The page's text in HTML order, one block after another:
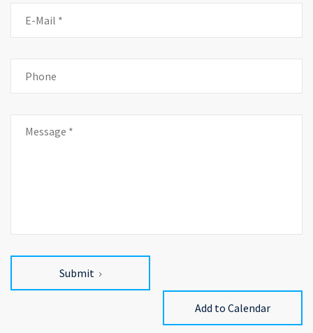
Submit
Add to Calendar